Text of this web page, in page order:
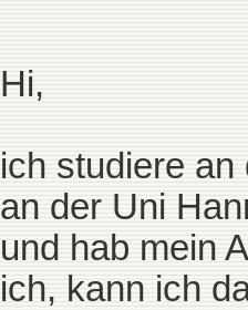
Hi,
ich studiere
an der Uni
und hab mein
ich, kann ich